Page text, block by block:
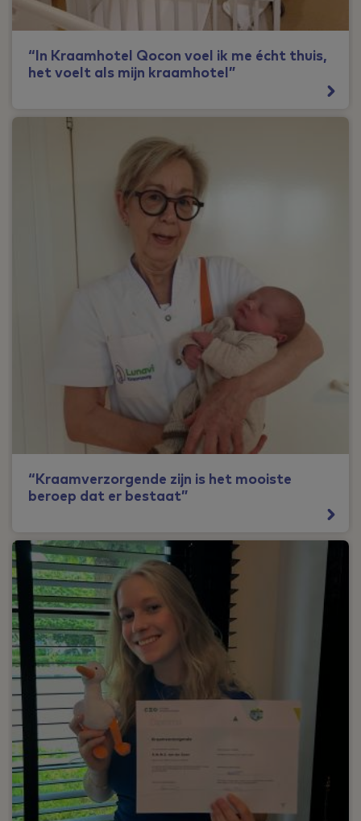
“In Kraamhotel Qocon voel ik me écht thuis,
het voelt als mijn kraamhotel”
“Kraamverzorgende zijn is het mooiste
beroep dat er bestaat”